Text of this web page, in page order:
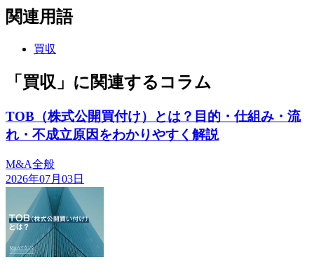
関連用語
買収
「買収」に関連するコラム
TOB（株式公開買付け）とは？目的・仕組み・流
れ・不成立原因をわかりやすく解説
M&A全般
2026年07月03日